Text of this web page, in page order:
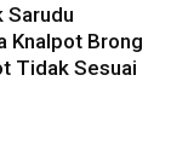
Sarudu
Knalpot Brong
Tidak Sesuai